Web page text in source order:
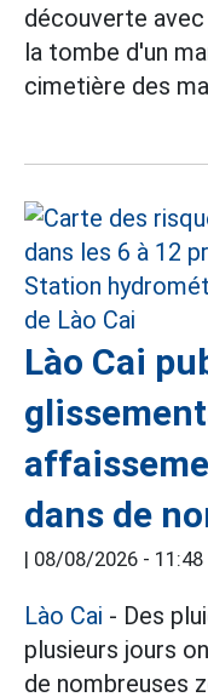
découverte
la tombe d'un
cimetière des
Lào Cai
dans de
| 08/08/2026 - 11:48
Lào Cai - Des
plusieurs jours
de nombreuses